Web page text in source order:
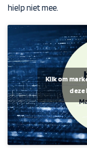
hielp niet mee.
Klik om
deze